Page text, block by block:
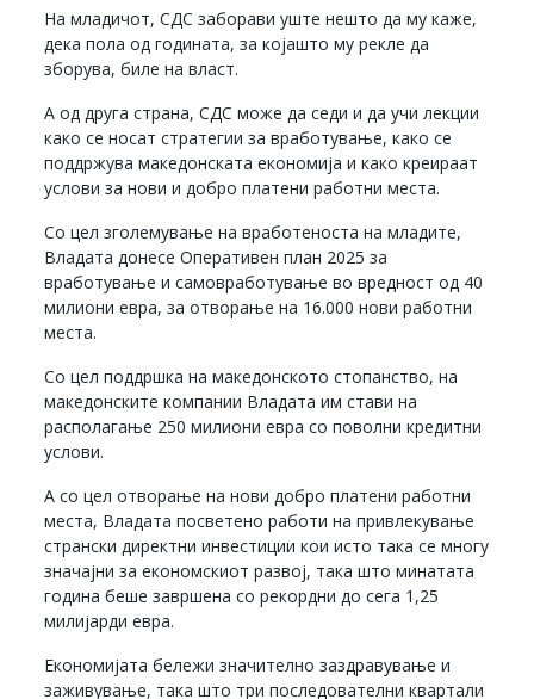
На младичот, СДС заборави уште нешто да му каже,
дека пола од годината, за којашто му рекле да
зборува, биле на власт.
А од друга страна, СДС може да седи и да учи лекции
како се носат стратегии за вработување, како се
поддржува македонската економија и како креираат
услови за нови и добро платени работни места.
Со цел зголемување на вработеноста на младите,
Владата донесе Оперативен план 2025 за
вработување и самовработување во вредност од 40
милиони евра, за отворање на 16.000 нови работни
места.
Со цел поддршка на македонското стопанство, на
македонските компании Владата им стави на
располагање 250 милиони евра со поволни кредитни
услови.
А со цел отворање на нови добро платени работни
места, Владата посветено работи на привлекување
странски директни инвестиции кои исто така се многу
значајни за економскиот развој, така што минатата
година беше завршена со рекордни до сега 1,25
милијарди евра.
Економијата бележи значително заздравување и
заживување, така што три последователни квартали